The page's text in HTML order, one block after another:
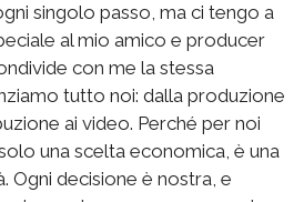
singolo passo, ma ci tengo a
al mio amico e producer
con me la stessa
tutto noi: dalla produzione
ai video. Perché per noi
una scelta economica, è una
Ogni decisione è nostra, e